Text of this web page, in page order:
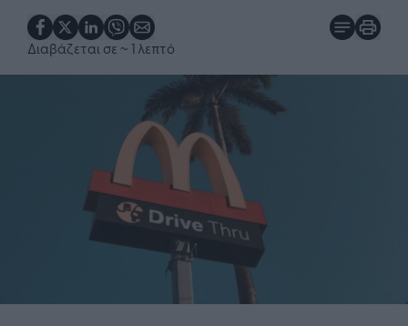
Διαβάζεται σε ~ 1 λεπτό